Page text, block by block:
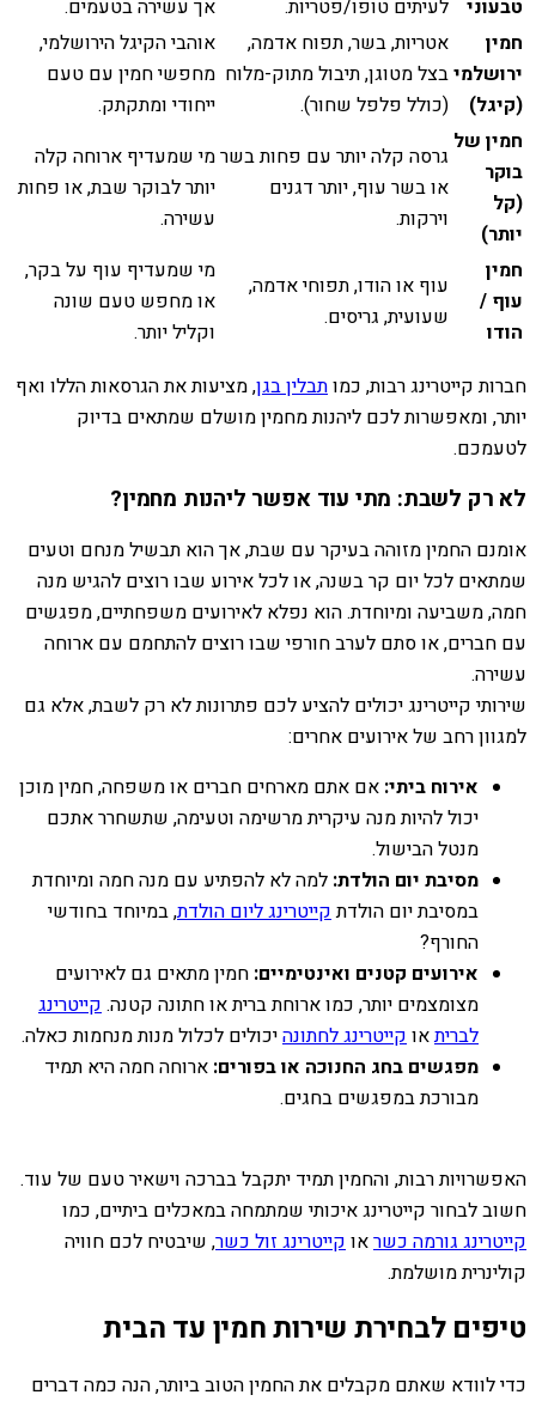
טבעוני לעיתים טופו/פטריות.
אך עשירה בטעמים.
חמין
ירושלמי
(קיגל)
אטריות, בשר, תפוח אדמה,
בצל מטוגן, תיבול מתוק-מלוח
(כולל פלפל שחור).
אוהבי הקיגל הירושלמי,
מחפשי חמין עם טעם
ייחודי ומתקתק.
חמין של
בוקר
(קל
יותר)
גרסה קלה יותר עם פחות בשר
או בשר עוף, יותר דגנים
וירקות.
מי שמעדיף ארוחה קלה
יותר לבוקר שבת, או פחות
עשירה.
חמין
עוף /
הודו
עוף או הודו, תפוחי אדמה,
שעועית, גריסים.
מי שמעדיף עוף על בקר,
או מחפש טעם שונה
וקליל יותר.
חברות קייטרינג רבות, כמותבלין בגן, מציעות את הגרסאות הללו ואף
יותר, ומאפשרות לכם ליהנות מחמין מושלם שמתאים בדיוק
לטעמכם.
לא רק לשבת: מתי עוד אפשר ליהנות מחמין?
אומנם החמין מזוהה בעיקר עם שבת, אך הוא תבשיל מנחם וטעים
שמתאים לכל יום קר בשנה, או לכל אירוע שבו רוצים להגיש מנה
חמה, משביעה ומיוחדת. הוא נפלא לאירועים משפחתיים, מפגשים
עם חברים, או סתם לערב חורפי שבו רוצים להתחמם עם ארוחה
עשירה.
שירותי קייטרינג יכולים להציע לכם פתרונות לא רק לשבת, אלא גם
למגוון רחב של אירועים אחרים:
אירוח ביתי: אם אתם מארחים חברים או משפחה, חמין מוכן
יכול להיות מנה עיקרית מרשימה וטעימה, שתשחרר אתכם
מנטל הבישול.
מסיבת יום הולדת: למה לא להפתיע עם מנה חמה ומיוחדת
במסיבת יום הולדתקייטרינג ליום הולדת, במיוחד בחודשי
החורף?
אירועים קטנים ואינטימיים: חמין מתאים גם לאירועים
מצומצמים יותר, כמו ארוחת ברית או חתונה קטנה.קייטרינג
לבריתאוקייטרינג לחתונהיכולים לכלול מנות מנחמות כאלה.
מפגשים בחג החנוכה או בפורים: ארוחה חמה היא תמיד
מבורכת במפגשים בחגים.
האפשרויות רבות, והחמין תמיד יתקבל בברכה וישאיר טעם של עוד.
חשוב לבחור קייטרינג איכותי שמתמחה במאכלים ביתיים, כמו
קייטרינג גורמה כשראוקייטרינג זול כשר, שיבטיח לכם חוויה
קולינרית מושלמת.
טיפים לבחירת שירות חמין עד הבית
כדי לוודא שאתם מקבלים את החמין הטוב ביותר, הנה כמה דברים